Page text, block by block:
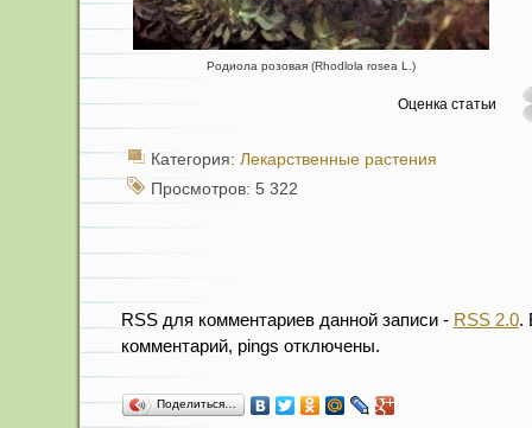
Родиола розовая (Rhodlola rosea L.)
Оценка статьи
Категория: Лекарственные растения
Просмотров: 5 322
RSS для комментариев данной записи - RSS 2.0.
комментарий, pings отключены.
Поделиться…